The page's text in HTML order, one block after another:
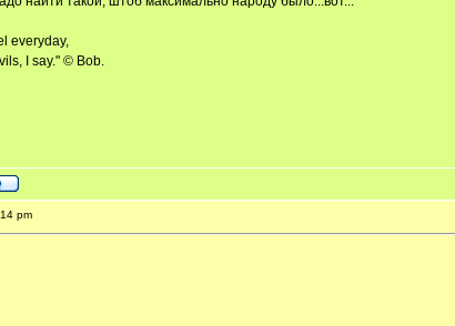
everyday,
I say." © Bob.
pm